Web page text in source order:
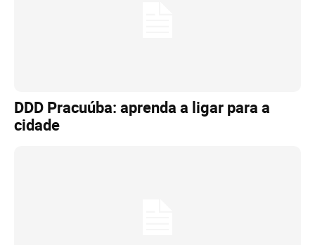
DDD Pracuúba: aprenda a ligar para a
cidade